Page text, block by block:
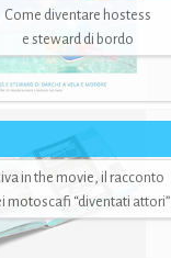
Come diventare hostess
e steward di bordo
in the movie, il racconto
motoscafi “diventati attori”